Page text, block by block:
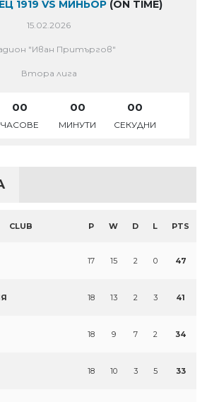
1919 VS МИНЬОР (ON TIME)
15.02.2026
"Иван Притъргов"
Втора лига
00
ЧАСОВЕ
00
МИНУТИ
00
СЕКУДНИ
CLUB P W D L PTS
17 15 2 0 47
18 13 2 3 41
18 9 7 2 34
18 10 3 5 33